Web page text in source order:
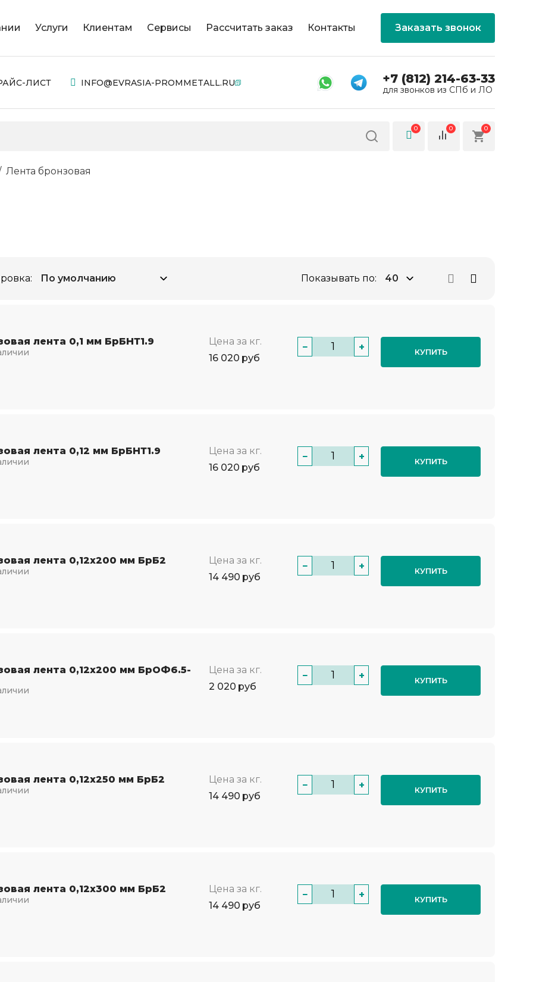
Услуги Клиентам Сервисы Рассчитать заказ Контакты Заказать звонок
ЛИСТ INFO@EVRASIA-PROMMETALL.RU +7 (812) 214-63-33
для звонков из СПб и ЛО
0 0 0
Лента бронзовая
Показывать по:
лента 0,1 мм БрБНТ1.9
Цена за кг.
16 020 руб
− + КУПИТЬ
лента 0,12 мм БрБНТ1.9
Цена за кг.
16 020 руб
− + КУПИТЬ
лента 0,12х200 мм БрБ2
Цена за кг.
14 490 руб
− + КУПИТЬ
лента 0,12х200 мм БрОФ6.5-
Цена за кг.
2 020 руб
− + КУПИТЬ
лента 0,12х250 мм БрБ2
Цена за кг.
14 490 руб
− + КУПИТЬ
лента 0,12х300 мм БрБ2
Цена за кг.
14 490 руб
− + КУПИТЬ